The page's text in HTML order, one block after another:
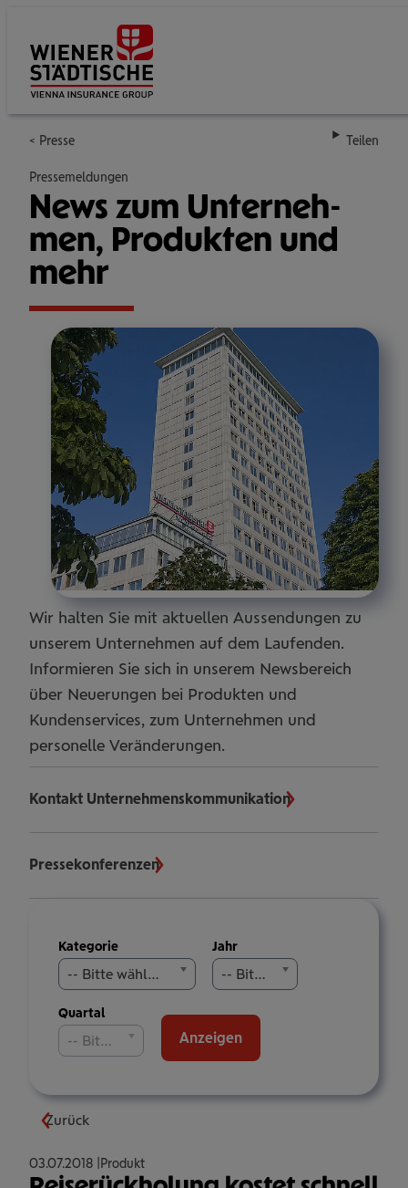
Presse Teilen
Pressemeldungen
News zum Unter­neh­
men, Pro­duk­ten und
mehr
Wir halten Sie mit aktuellen Aussendungen zu
unserem Unternehmen auf dem Laufenden.
Informieren Sie sich in unserem Newsbereich
über Neuerungen bei Produkten und
Kundenservices, zum Unternehmen und
personelle Veränderungen.
Kontakt Unternehmenskommunikation
Pressekonferenzen
Meldungen
filtern
Kategorie
-- Bitte wählen Sie aus --
Jahr
-- Bitte wählen Sie aus --
Quartal
-- Bitte wählen Sie aus --
Anzeigen
Zurück
03.07.2018 Produkt